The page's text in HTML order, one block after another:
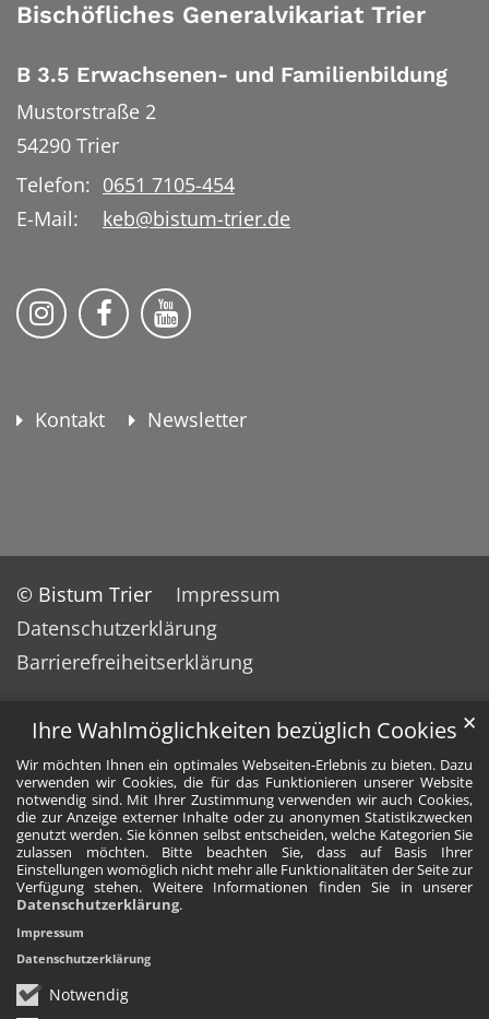
Ihre Wahlmöglichkeiten bezüglich Cookies
Wir möchten Ihnen ein optimales Webseiten-Erlebnis zu bieten. Dazu
verwenden wir Cookies, die für das Funktionieren unserer Website
notwendig sind. Mit Ihrer Zustimmung verwenden wir auch Cookies,
die zur Anzeige externer Inhalte oder zu anonymen Statistikzwecken
genutzt werden. Sie können selbst entscheiden, welche Kategorien Sie
zulassen möchten. Bitte beachten Sie, dass auf Basis Ihrer
Einstellungen womöglich nicht mehr alle Funktionalitäten der Seite zur
Verfügung stehen. Weitere Informationen finden Sie in unserer
Datenschutzerklärung.
Notwendig
✕
Impressum
Datenschutzerklärung
Bischöfliches Generalvikariat Trier
B 3.5 Erwachsenen- und Familienbildung
Mustorstraße 2
54290 Trier
Telefon: 0651 7105-454
E-Mail:
keb@bistum-trier.de
KEB Bildung Leben auf Instagram
KEB Bildung Leben auf Facebook
KEB Bildung Leben auf
Kontakt Newsletter
© Bistum Trier
Impressum
Datenschutzerklärung
Barrierefreiheitserklärung